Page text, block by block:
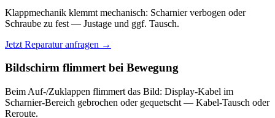
Klappmechanik klemmt mechanisch: Scharnier verbogen oder
Schraube zu fest — Justage und ggf. Tausch.
Jetzt Reparatur anfragen →
Bildschirm flimmert bei Bewegung
Beim Auf-/Zuklappen flimmert das Bild: Display-Kabel im
Scharnier-Bereich gebrochen oder gequetscht — Kabel-Tausch oder
Reroute.